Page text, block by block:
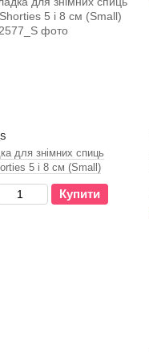
для знімних спиць
5 і 8 см (Small)
Купити